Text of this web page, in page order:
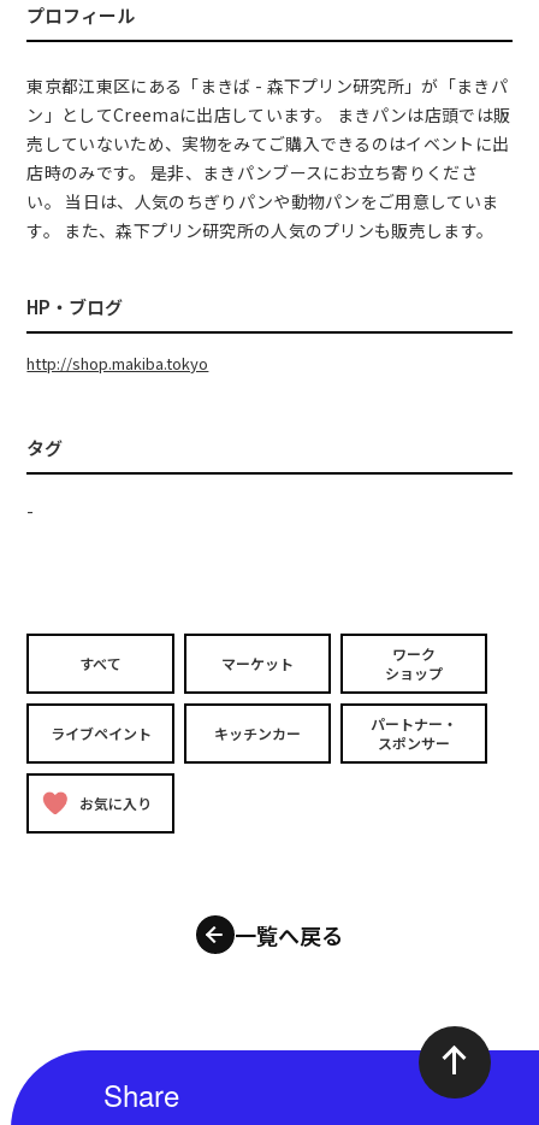
プロフィール
東京都江東区にある「まきば - 森下プリン研究所」が「まきパ
ン」としてCreemaに出店しています。 まきパンは店頭では販
売していないため、実物をみてご購入できるのはイベントに出
店時のみです。 是非、まきパンブースにお立ち寄りくださ
い。 当日は、人気のちぎりパンや動物パンをご用意していま
す。 また、森下プリン研究所の人気のプリンも販売します。
HP・ブログ
http://shop.makiba.tokyo
タグ
-
すべて マーケット
ワーク
ショップ
ライブペイント キッチンカー
パートナー・
スポンサー
お気に入り
一覧へ戻る
Share